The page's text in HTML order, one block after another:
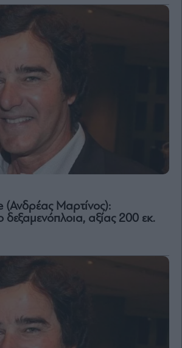
(Ανδρέας Μαρτίνος):
δεξαμενόπλοια, αξίας 200 εκ.